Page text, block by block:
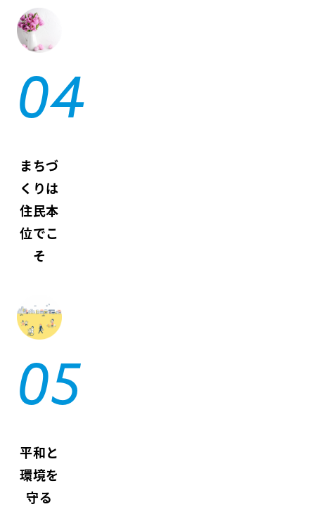
まちづ
くりは
住民本
位でこ
そ
平和と
環境を
守る